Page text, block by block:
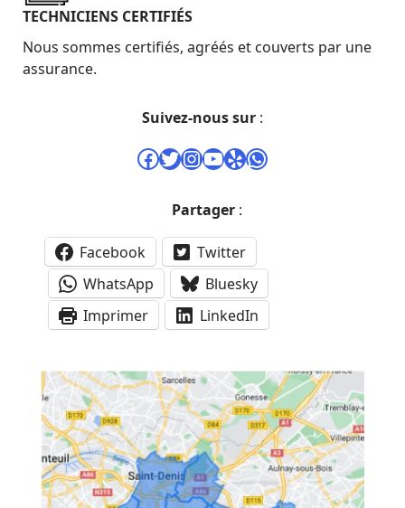
TECHNICIENS CERTIFIÉS
Nous sommes certifiés, agréés et couverts par une
assurance.
Suivez-nous sur :
Facebook
Twitter
Instagram
YouTube
YelpWhatsApp
Partager :
Facebook
Twitter
WhatsApp
Bluesky
Imprimer
LinkedIn